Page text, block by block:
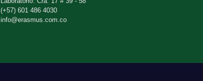
(+57) 601 486 4030
info@erasmus.com.co